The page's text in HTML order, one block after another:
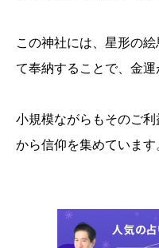
この神社には、星形の
て奉納することで、金運
小規模ながらもそのご
から信仰を集めています